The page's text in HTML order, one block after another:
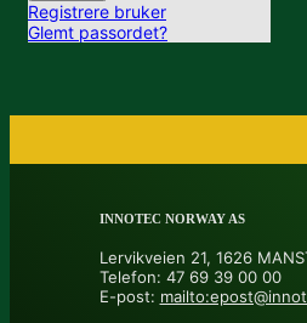
Registrere bruker
Glemt passordet?
INNOTEC NORWAY AS
Lervikveien 21, 1626
Telefon: 47 69 39 00 00
E-post: